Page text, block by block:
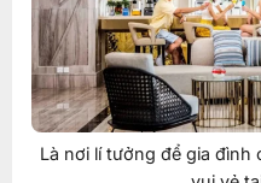
Là nơi lí tưởng để gia